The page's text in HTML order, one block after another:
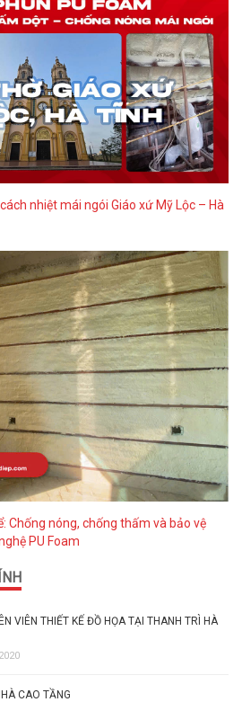
nhiệt mái ngói Giáo xứ Mỹ Lộc – Hà
Chống nóng, chống thấm và bảo vệ
PU Foam
VIÊN THIẾT KẾ ĐỒ HỌA TẠI THANH TRÌ HÀ
CAO TẦNG